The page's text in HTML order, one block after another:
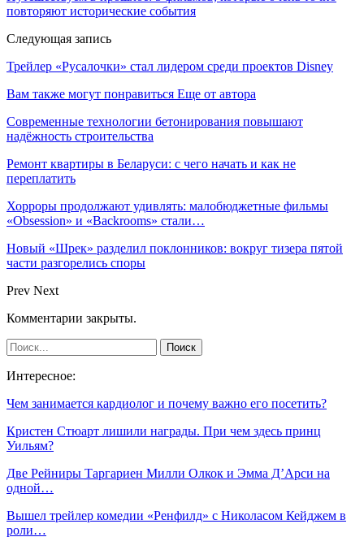
повторяют исторические события
Следующая запись
Трейлер «Русалочки» стал лидером среди проектов Disney
Вам также могут понравиться Еще от автора
Современные технологии бетонирования повышают
надёжность строительства
Ремонт квартиры в Беларуси: с чего начать и как не
переплатить
Хорроры продолжают удивлять: малобюджетные фильмы
«Obsession» и «Backrooms» стали…
Новый «Шрек» разделил поклонников: вокруг тизера пятой
части разгорелись споры
Prev Next
Комментарии закрыты.
Интересное:
Чем занимается кардиолог и почему важно его посетить?
Кристен Стюарт лишили награды. При чем здесь принц
Уильям?
Две Рейниры Таргариен Милли Олкок и Эмма Д’Арси на
одной…
Вышел трейлер комедии «Ренфилд» с Николасом Кейджем в
роли…